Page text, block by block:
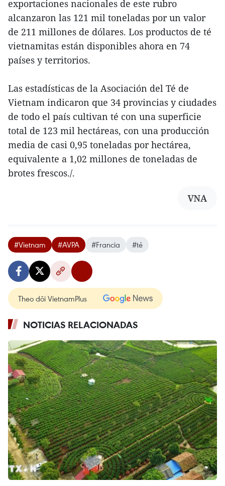
exportaciones nacionales de este rubro
alcanzaron las 121 mil toneladas por un valor
de 211 millones de dólares. Los productos de té
vietnamitas están disponibles ahora en 74
países y territorios.
Las estadísticas de la Asociación del Té de
Vietnam indicaron que 34 provincias y ciudades
de todo el país cultivan té con una superficie
total de 123 mil hectáreas, con una producción
media de casi 0,95 toneladas por hectárea,
equivalente a 1,02 millones de toneladas de
brotes frescos./.
VNA
#Vietnam #AVPA #Francia #té
Theo dõi VietnamPlus
NOTICIAS RELACIONADAS